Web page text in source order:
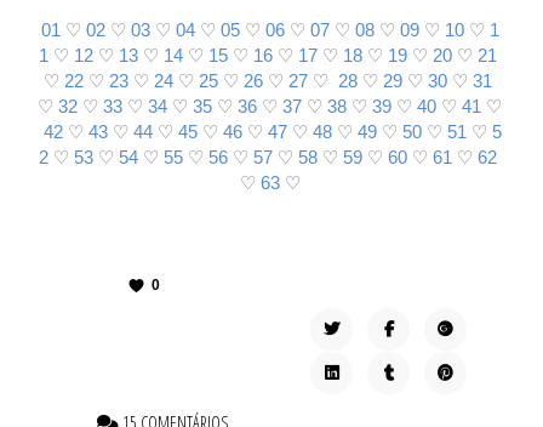
01 ♡ 02♡ 03♡ 04♡ 05♡ 06♡ 07♡ 08♡ 09♡ 10 ♡ 1
1 ♡ 12♡ 13♡ 14♡ 15♡ 16♡ 17♡ 18♡ 19♡ 20 ♡ 21
♡ 22♡ 23♡ 24♡ 25♡ 26♡ 27 ♡ 28 ♡ 29 ♡ 30 ♡ 31
♡32 ♡33 ♡34 ♡35 ♡36 ♡37 ♡38 ♡39 ♡40 ♡41 ♡
42 ♡ 43 ♡ 44 ♡ 45 ♡ 46 ♡ 47 ♡ 48 ♡ 49 ♡ 50 ♡ 51 ♡ 5
2 ♡ 53 ♡ 54 ♡ 55 ♡ 56 ♡ 57 ♡ 58 ♡ 59 ♡ 60 ♡ 61 ♡ 62
♡ 63 ♡
0